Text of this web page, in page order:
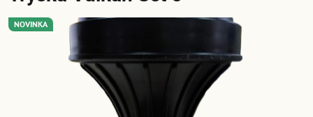
NOVINKA